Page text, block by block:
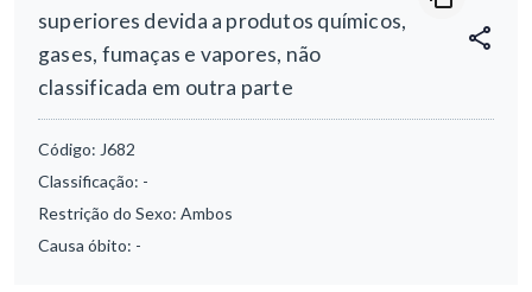
superiores devida a produtos químicos,
gases, fumaças e vapores, não
classificada em outra parte
Código: J682
Classificação: -
Restrição do Sexo: Ambos
Causa óbito: -